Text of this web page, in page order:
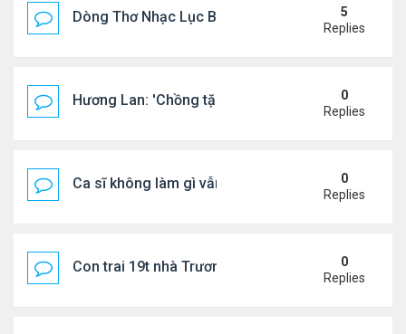
Dòng Thơ Nhạc Lục Bát Trích Đoạn - Gõ Google:
5
Replies
Hương Lan: 'Chồng tặng tôi khu vườn tình yêu'
0
Replies
Ca sĩ không làm gì vẫn kiếm được 400 triệu đồng/
0
Replies
Con trai 19t nhà Trương Bá Chi - Tạ Đình Phong
0
Replies